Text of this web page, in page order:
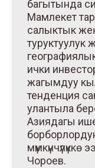
багытында
Мамлекет
салыктык
туруктуулук
ички
жагымдуу
тенденция
улантыла
Азиядагы
Чороев.